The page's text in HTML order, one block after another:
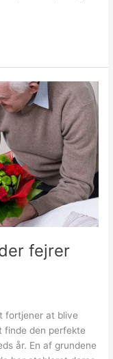
fejrer
fortjener at blive
den perfekte
år. En af grundene